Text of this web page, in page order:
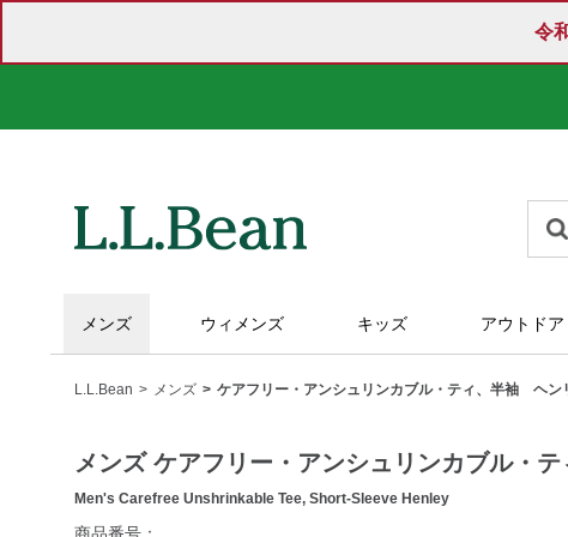
令
メンズ ウィメンズ キッズ アウトドア
L.L.Bean メンズ ケアフリー・アンシュリンカブル・ティ、半袖 ヘン
メンズ ケアフリー・アンシュリンカブル・
Men's Carefree Unshrinkable Tee, Short-Sleeve Henley
https://www.llbean.co.jp/mens/tops/tshirts-